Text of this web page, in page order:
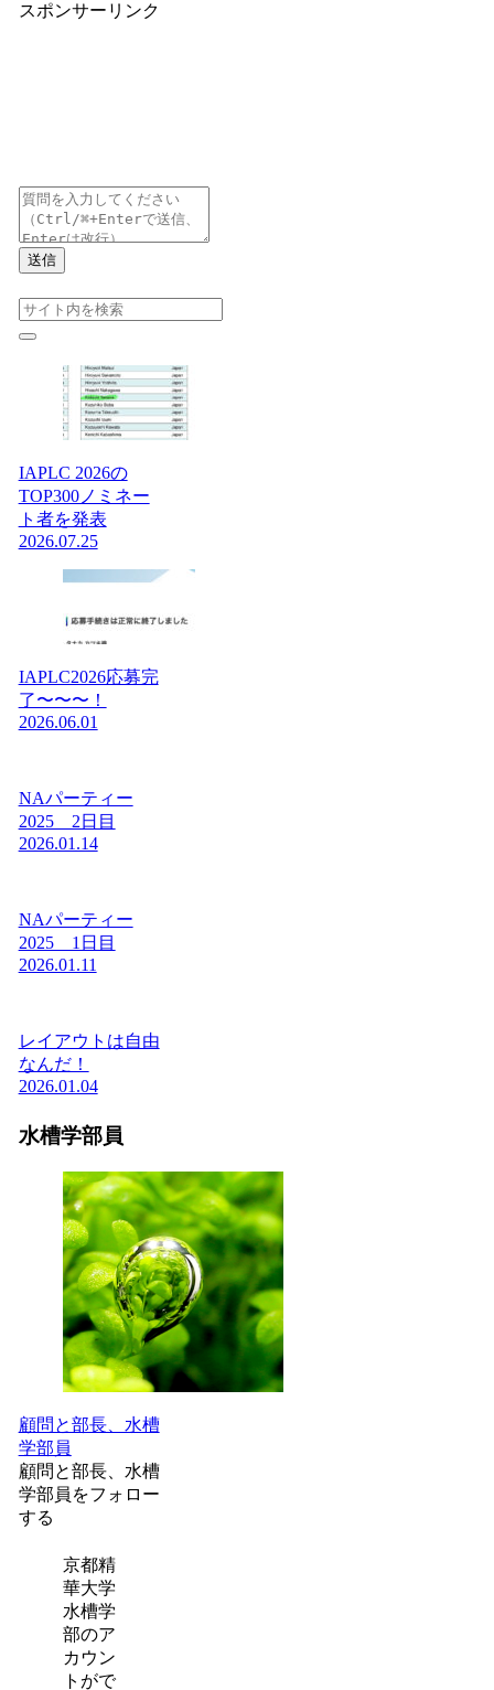
スポンサーリンク
送信
IAPLC 2026の
TOP300ノミネー
ト者を発表
2026.07.25
IAPLC2026応募完
了〜〜〜！
2026.06.01
NAパーティー
2025 2日目
2026.01.14
NAパーティー
2025 1日目
2026.01.11
レイアウトは自由
なんだ！
2026.01.04
水槽学部員
顧問と部長、水槽
学部員
顧問と部長、水槽
学部員をフォロー
する
京都精
華大学
水槽学
部のア
カウン
トがで